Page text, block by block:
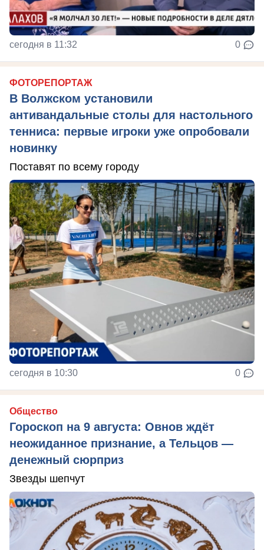
сегодня в 11:32 0
ФОТОРЕПОРТАЖ
В Волжском установили
антивандальные столы для настольного
тенниса: первые игроки уже опробовали
новинку
Поставят по всему городу
сегодня в 10:30 0
Общество
Гороскоп на 9 августа: Овнов ждёт
неожиданное признание, а Тельцов —
денежный сюрприз
Звезды шепчут